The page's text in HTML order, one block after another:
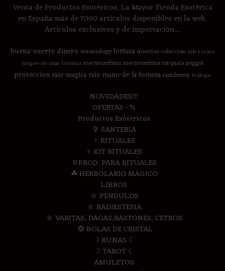
Venta de Productos Esotéricos, La Mayor Tienda Esotérica
en España más de 7000 artículos disponibles en la web.
Artículos exclusivos y de importación....
buena-suertedinero entomologyfortunainsectos-coleccion job's tears
juegos-de-azar loterias mecynorrhinamecynorrhina torquata poggei
proteccion raiz-magica raiz-mano-de-la-fortunataxidermy trabajo
NOVEDADES!!!
OFERTAS - %
Productos Esótericos
✞ SANTERIA
♆ RITUALES
♆ KIT RITUALES
✡PROD. PARA RITUALES
☘ HERBOLARIO MAGICO
LIBROS
⛤ PENDULOS
⛤ RADIESTESIA
⛤ VARITAS, DAGAS,BASTONES, CETROS
❂ BOLAS DE CRISTAL
☽ RUNAS ☾
☽ TAROT ☾
AMULETOS